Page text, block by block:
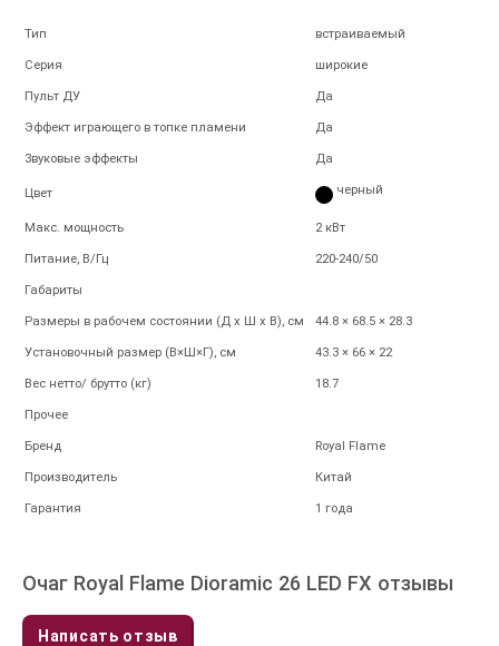
Тип встраиваемый
Серия широкие
Пульт ДУ Да
Эффект играющего в топке пламени Да
Звуковые эффекты Да
Цвет черный
Макс. мощность 2 кВт
Питание, В/Гц 220-240/50
Габариты
Размеры в рабочем состоянии (Д х Ш х В), см 44.8 × 68.5 × 28.3
Установочный размер (В×Ш×Г), см 43.3 × 66 × 22
Вес нетто/ брутто (кг) 18.7
Прочее
Бренд Royal Flame
Производитель Китай
Гарантия 1 года
Очаг Royal Flame Dioramic 26 LED FX отзывы
Написать отзыв